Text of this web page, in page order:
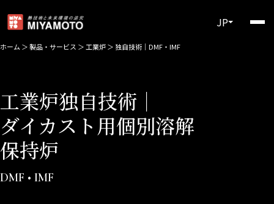
JP
ホーム ＞製品・サービス ＞ 工業炉＞ 独自技術│DMF・IMF
工業炉独自技術│
ダイカスト用個別溶解
保持炉
DMF • IMF